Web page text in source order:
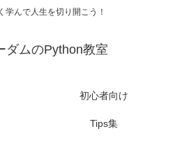
学んで人生を切り開こう！
ダムのPython教室
初心者向け
Tips集